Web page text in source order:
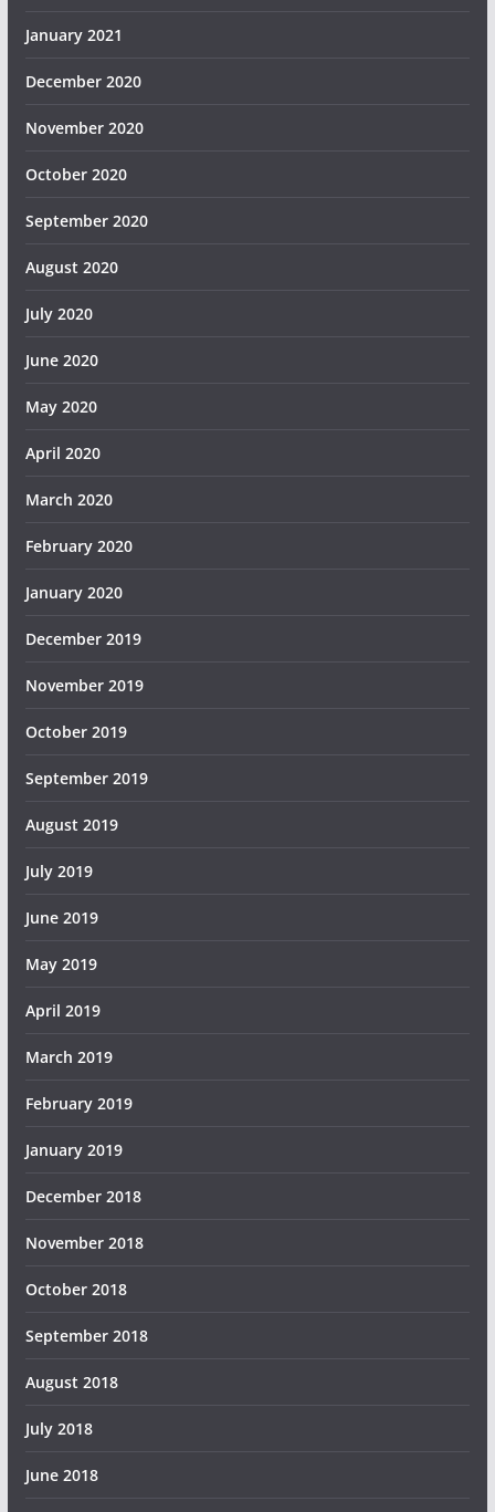
January 2021
December 2020
November 2020
October 2020
September 2020
August 2020
July 2020
June 2020
May 2020
April 2020
March 2020
February 2020
January 2020
December 2019
November 2019
October 2019
September 2019
August 2019
July 2019
June 2019
May 2019
April 2019
March 2019
February 2019
January 2019
December 2018
November 2018
October 2018
September 2018
August 2018
July 2018
June 2018